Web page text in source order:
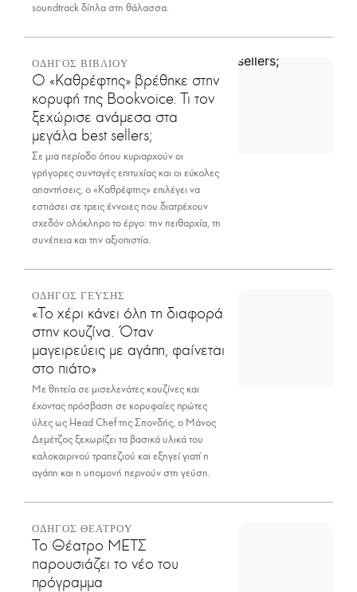
soundtrack δίπλα στη θάλασσα.
ΟΔΗΓΟΣ ΒΙΒΛΙΟΥ
Ο «Καθρέφτης» βρέθηκε στην
κορυφή της Bookvoice. Τι τον
ξεχώρισε ανάμεσα στα
μεγάλα best sellers;
Σε μια περίοδο όπου κυριαρχούν οι
γρήγορες συνταγές επιτυχίας και οι εύκολες
απαντήσεις, ο «Καθρέφτης» επιλέγει να
εστιάσει σε τρεις έννοιες που διατρέχουν
σχεδόν ολόκληρο το έργο: την πειθαρχία, τη
συνέπεια και την αξιοπιστία.
ΟΔΗΓΟΣ ΓΕΥΣΗΣ
«Το χέρι κάνει όλη τη διαφορά
στην κουζίνα. Όταν
μαγειρεύεις με αγάπη, φαίνεται
στο πιάτο»
Με θητεία σε μισελενάτες κουζίνες και
έχοντας πρόσβαση σε κορυφαίες πρώτες
ύλες ως Head Chef της Σπονδής, ο Μάνος
Δεμέτζος ξεχωρίζει τα βασικά υλικά του
καλοκαιρινού τραπεζιού και εξηγεί γιατί η
αγάπη και η υπομονή περνούν στη γεύση.
ΟΔΗΓΟΣ ΘΕΑΤΡΟΥ
Το Θέατρο ΜΕΤΣ
παρουσιάζει το νέο του
πρόγραμμα